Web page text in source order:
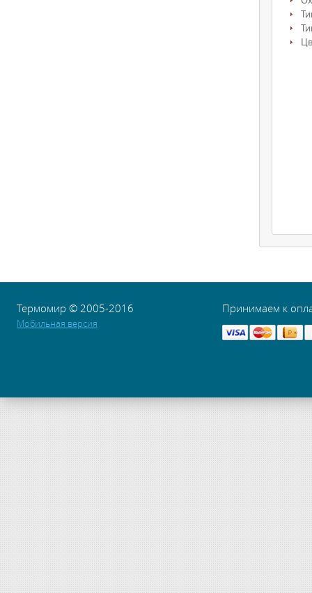
Термомир © 2005-2016
Мобильная версия
Принимаем к